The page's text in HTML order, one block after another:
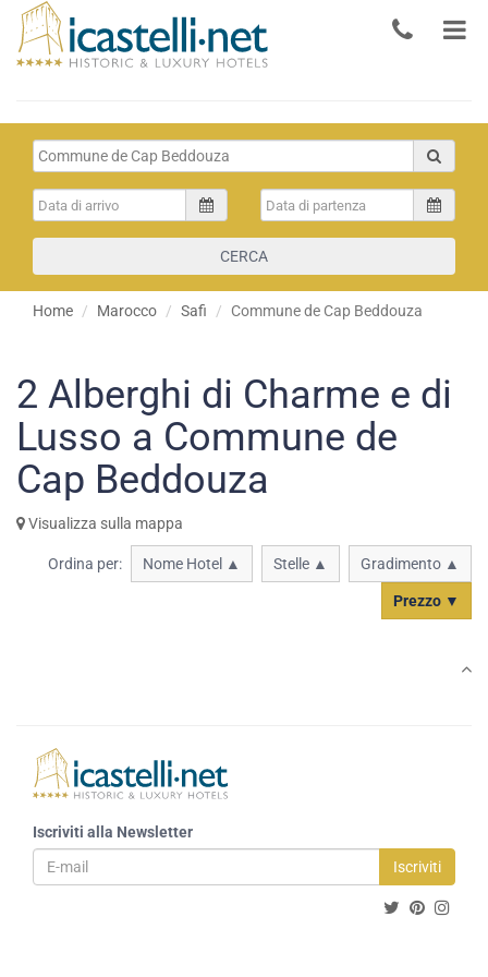
CERCA
Home Marocco Safi Commune de Cap Beddouza
2 Alberghi di Charme e di
Lusso a Commune de
Cap Beddouza
Visualizza sulla mappa
Ordina per: Nome Hotel ▲ Stelle ▲ Gradimento ▲
Prezzo ▼
Iscriviti alla Newsletter
Iscriviti